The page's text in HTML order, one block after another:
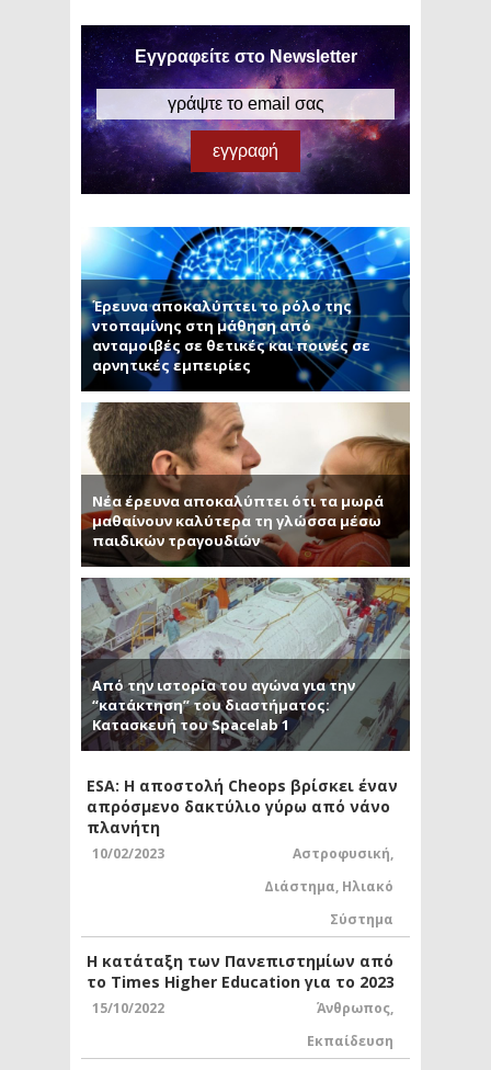
Εγγραφείτε στο Newsletter
Έρευνα αποκαλύπτει το ρόλο της
ντοπαμίνης στη μάθηση από
ανταμοιβές σε θετικές και ποινές σε
αρνητικές εμπειρίες
Νέα έρευνα αποκαλύπτει ότι τα μωρά
μαθαίνουν καλύτερα τη γλώσσα μέσω
παιδικών τραγουδιών
Από την ιστορία του αγώνα για την
“κατάκτηση” του διαστήματος:
Κατασκευή του Spacelab 1
ESA: Η αποστολή Cheops βρίσκει έναν
απρόσμενο δακτύλιο γύρω από νάνο
πλανήτη
10/02/2023 Αστροφυσική,
Διάστημα, Ηλιακό
Σύστημα
Η κατάταξη των Πανεπιστημίων από
το Times Higher Education για το 2023
15/10/2022 Άνθρωπος,
Εκπαίδευση